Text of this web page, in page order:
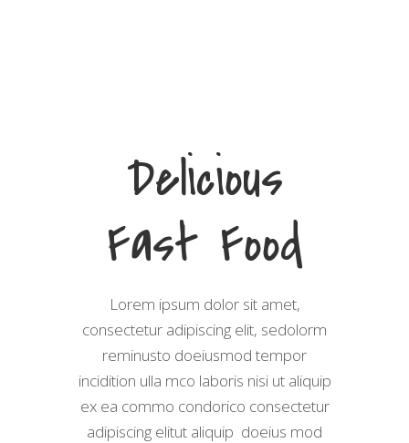
Delicious
Fast Food
Lorem ipsum dolor sit amet,
consectetur adipiscing elit, sedolorm
reminusto doeiusmod tempor
incidition ulla mco laboris nisi ut aliquip
ex ea commo condorico consectetur
adipiscing elitut aliquip doeius mod